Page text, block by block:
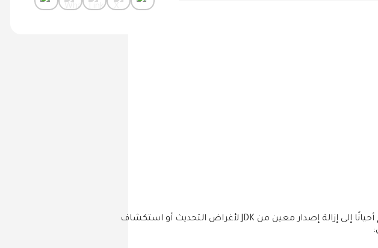
إذا كنت مطورًا تتعامل مع Java أو أحد أدواتها مثل Android Studio أو IntelliJ، فقد تحتاج أحيانًا إلى إزالة إصدار معين من JDK لأغراض التحديث أو استكشاف